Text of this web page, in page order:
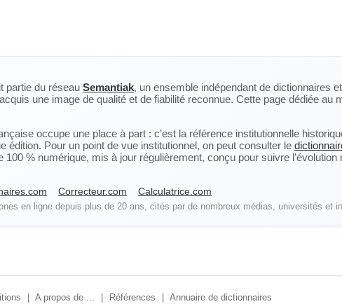
partie du réseau Semantiak, un ensemble indépendant de dictionnaires
une image de qualité et de fiabilité reconnue. Cette page dédiée au
occupe une place à part : c’est la référence institutionnelle
édition. Pour un point de vue institutionnel, on peut consulter le
% numérique, mis à jour régulièrement, conçu pour suivre
Correcteur.com Calculatrice.com
en ligne depuis plus de 20 ans, cités par de nombreux médias, universités et
A propos de ... Références Annuaire de dictionnaires